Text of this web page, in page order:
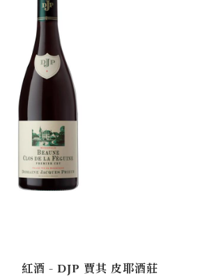
紅酒 - DJP 賈其 皮耶酒莊